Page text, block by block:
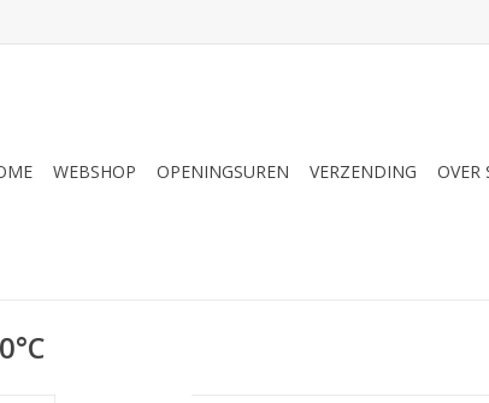
WEBSHOP OPENINGSUREN VERZENDING OVER